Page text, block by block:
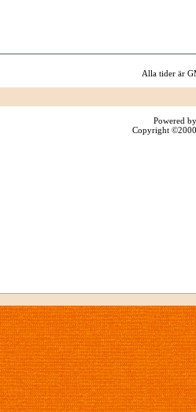
Alla tider är
Powered
Copyright